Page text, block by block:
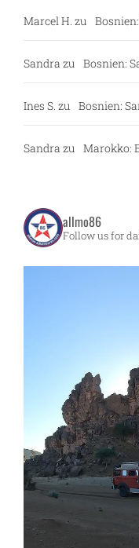
Marcel H. zu
Sandra zu Bosnien:
Ines S. zu Bosnien:
Sandra zu Marokko:
allmo86
Follow us for